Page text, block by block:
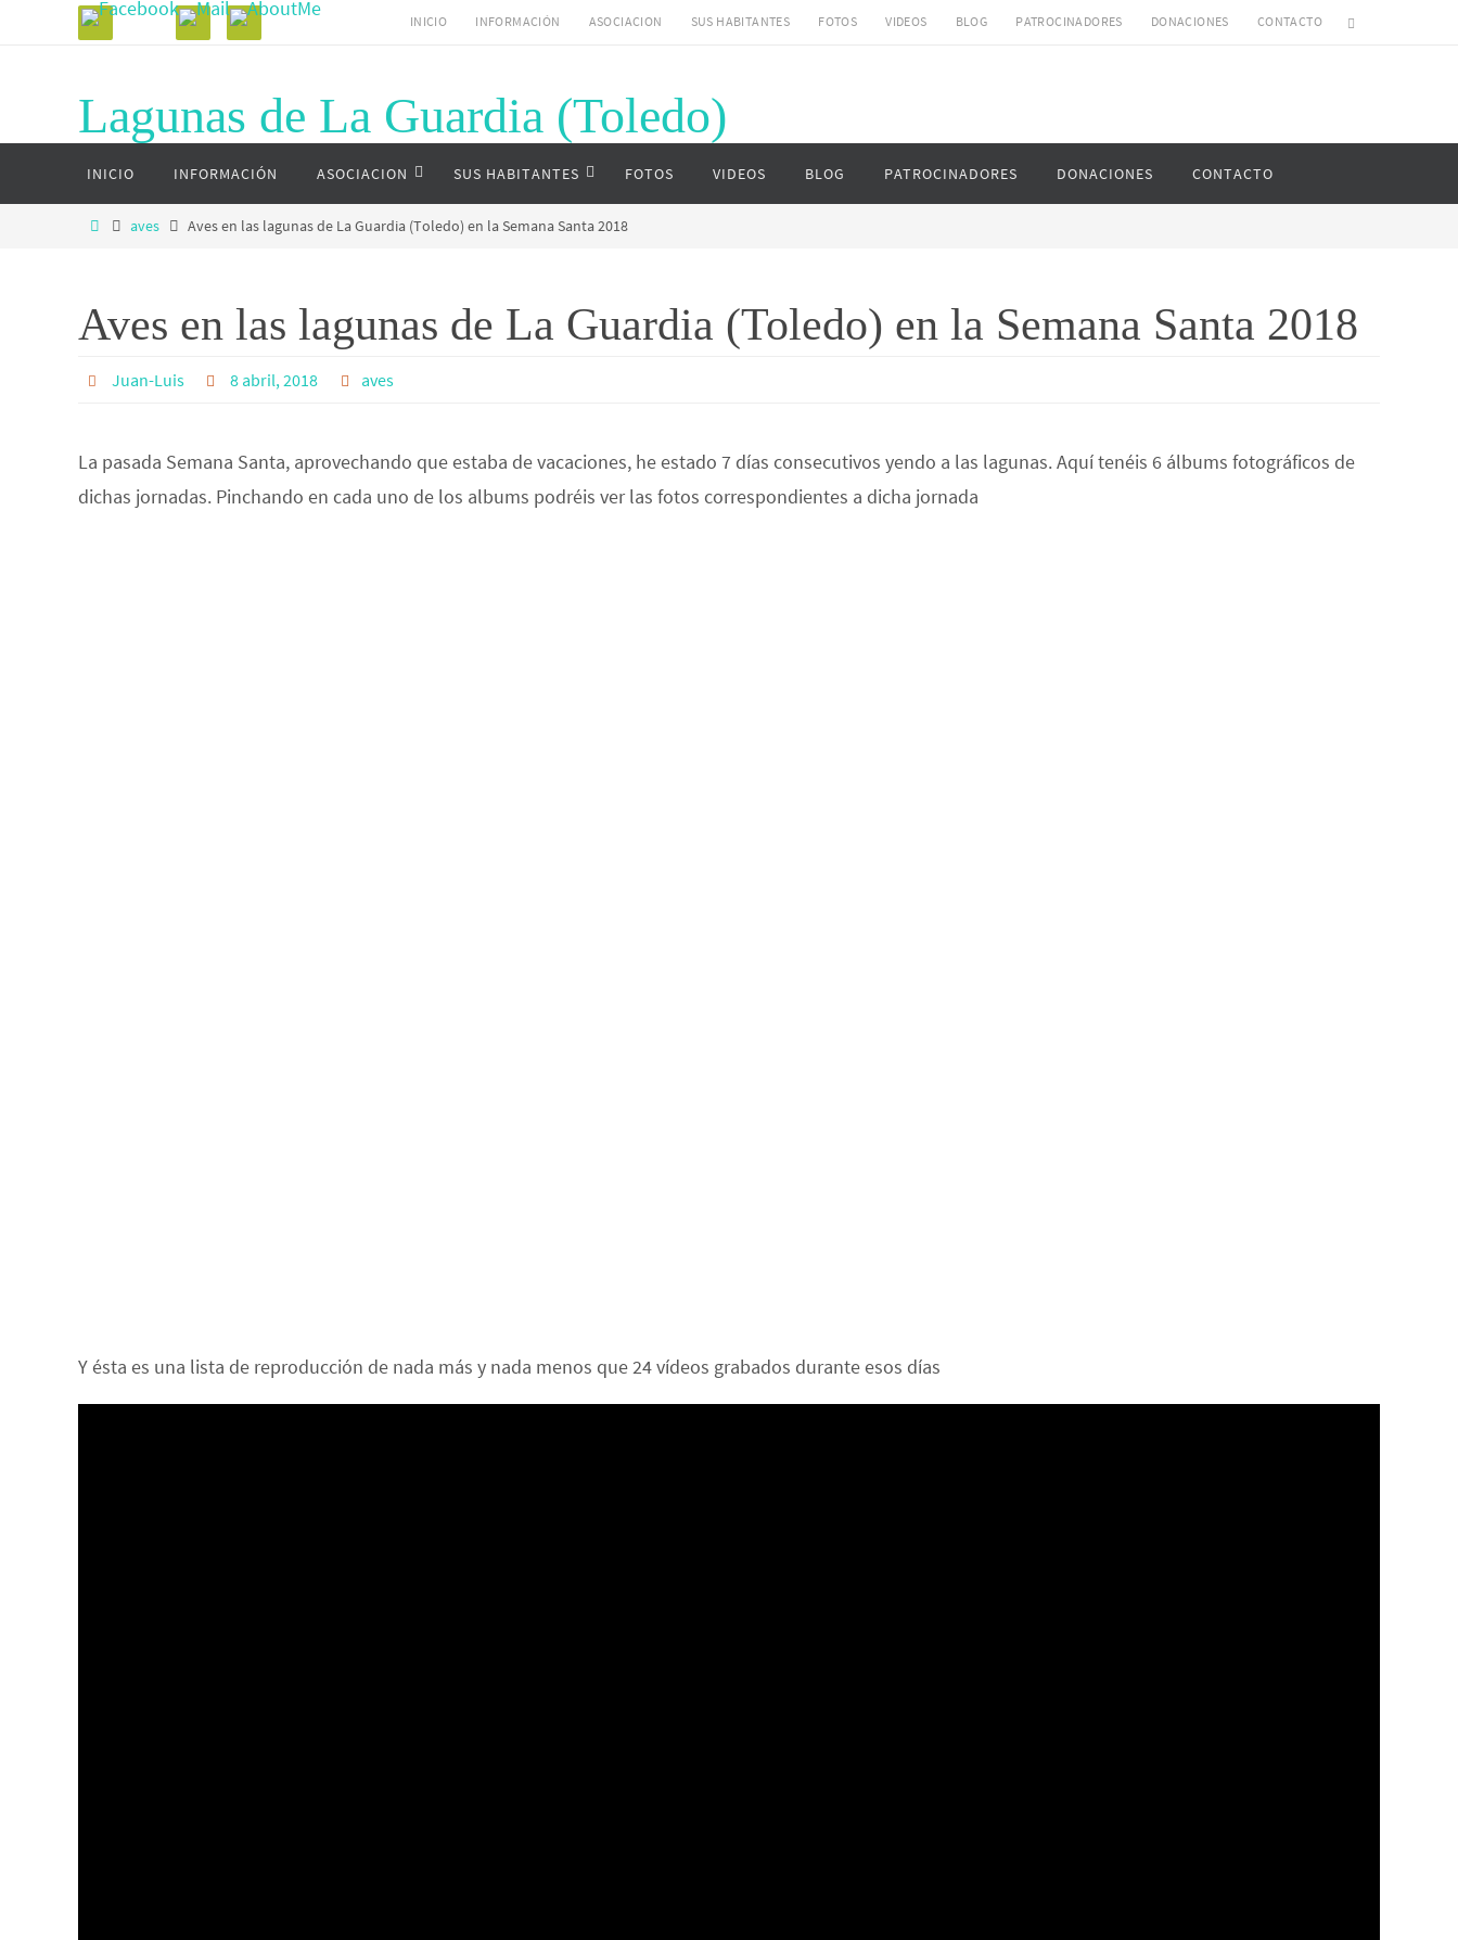
INICIO INFORMACIÓN ASOCIACION SUS HABITANTES FOTOS VIDEOS BLOG PATROCINADORES DONACIONES CONTACTO
Lagunas de La Guardia (Toledo)
Página web del complejo lagunar de La Guardia (Toledo)
contenido
INICIO INFORMACIÓN ASOCIACION SUS HABITANTES FOTOS VIDEOS BLOG PATROCINADORES DONACIONES CONTACTO
Inicioaves Aves en las lagunas de La Guardia (Toledo) en la Semana Santa 2018
Aves en las lagunas de La Guardia (Toledo) en la Semana Santa 2018
Juan-Luis 8 abril, 2018 aves
La pasada Semana Santa, aprovechando que estaba de vacaciones, he estado 7 días consecutivos yendo a las lagunas. Aquí tenéis 6 álbums fotográficos de
dichas jornadas. Pinchando en cada uno de los albums podréis ver las fotos correspondientes a dicha jornada
Y ésta es una lista de reproducción de nada más y nada menos que 24 vídeos grabados durante esos días